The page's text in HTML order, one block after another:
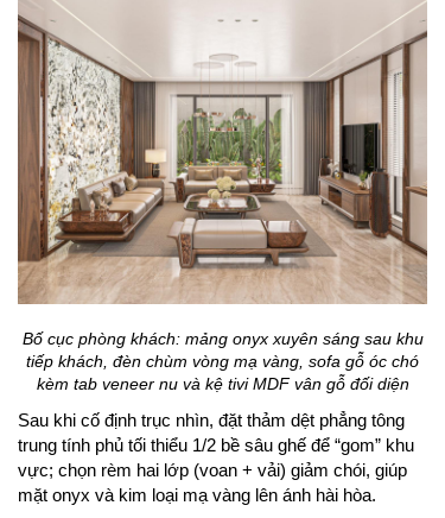
Bố cục phòng khách: mảng onyx xuyên sáng sau khu
tiếp khách, đèn chùm vòng mạ vàng, sofa gỗ óc chó
kèm tab veneer nu và kệ tivi MDF vân gỗ đối diện
Sau khi cố định trục nhìn, đặt thảm dệt phẳng tông
trung tính phủ tối thiểu 1/2 bề sâu ghế để “gom” khu
vực; chọn rèm hai lớp (voan + vải) giảm chói, giúp
mặt onyx và kim loại mạ vàng lên ánh hài hòa.